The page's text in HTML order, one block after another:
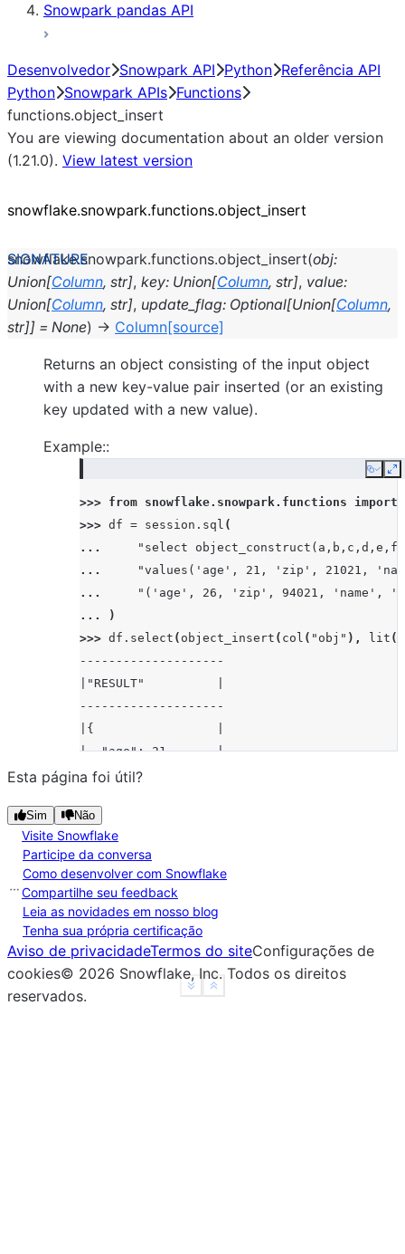
Snowpark pandas API
Desenvolvedor Snowpark API Python Referência API
Python Snowpark APIs Functions
functions.object_insert
You are viewing documentation about an older version
(1.21.0). View latest version
snowflake.snowpark.functions.object_ insert
snowflake.snowpark.functions.object_insert(obj:
Union[Column, str], key: Union[Column, str], value:
Union[Column, str], update_flag: Optional[Union[Column,
str]] = None) → Column[source]
Returns an object consisting of the input object
with a new key-value pair inserted (or an existing
key updated with a new value).
Example::
Copy
>>> from snowflake.snowpark.functions
import
>>> df = session . sql (
...
"select
...
"values('age', 21, 'zip', 21021,
...
"('age', 26, 'zip', 94021, 'name',
...
)
>>> df . select ( object_insert ( col ( "obj" ), lit (
--------------------
|"RESULT"          |
--------------------
|{                 |
|  "age": 21,      |
|  "key": "v",     |
|  "zip": 21021    |
|}                 |
|{                 |
|  "age": 26,      |
|  "key": "v",     |
|  "name": "Jay",  |
|  "zip": 94021    |
|}                 |
--------------------
Show less
See more
Esta página foi útil?
Sim Não
Visite Snowflake
Participe da conversa
Como desenvolver com Snowflake
Compartilhe seu feedback
Leia as novidades em nosso blog
Tenha sua própria certificação
Aviso de privacidadeTermos do siteConfigurações de
cookies© 2026 Snowflake, Inc.Todos os direitos
reservados.